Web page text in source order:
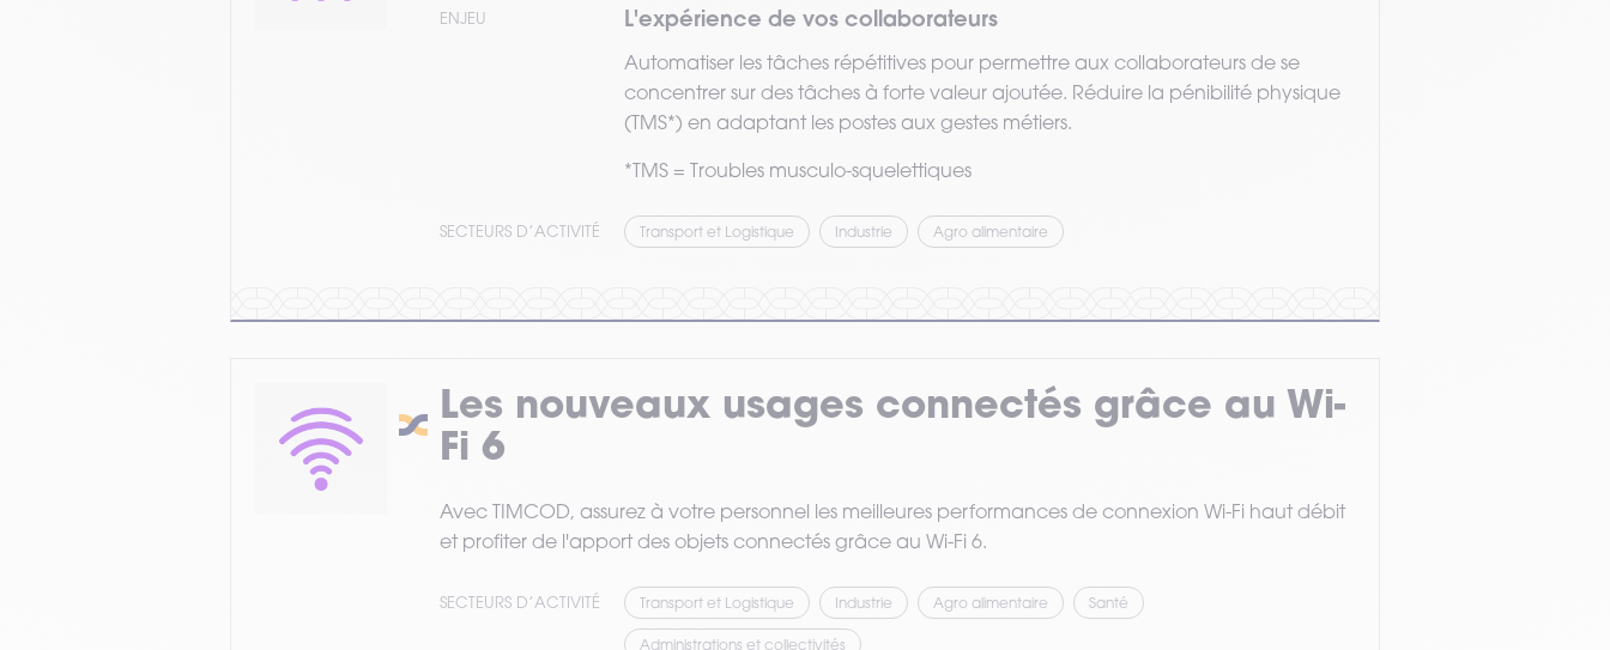
ENJEU L'expérience de vos collaborateurs
Automatiser les tâches répétitives pour permettre aux collaborateurs de se
concentrer sur des tâches à forte valeur ajoutée. Réduire la pénibilité physique
(TMS*) en adaptant les postes aux gestes métiers.
*TMS = Troubles musculo-squelettiques
SECTEURS D’ACTIVITÉ Transport et Logistique Industrie Agro alimentaire
Les nouveaux usages connectés grâce au Wi-
Fi 6
Avec TIMCOD, assurez à votre personnel les meilleures performances de connexion Wi-Fi haut débit
et profiter de l'apport des objets connectés grâce au Wi-Fi 6.
SECTEURS D’ACTIVITÉ Transport et Logistique Industrie Agro alimentaire Santé
Administrations et collectivités